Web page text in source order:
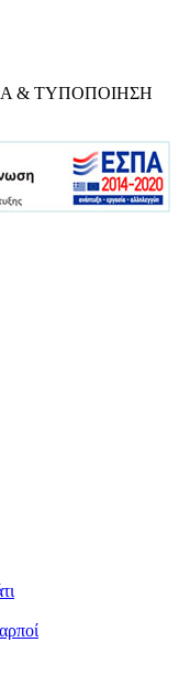
& ΤΥΠΟΠΟΙΗΣΗ